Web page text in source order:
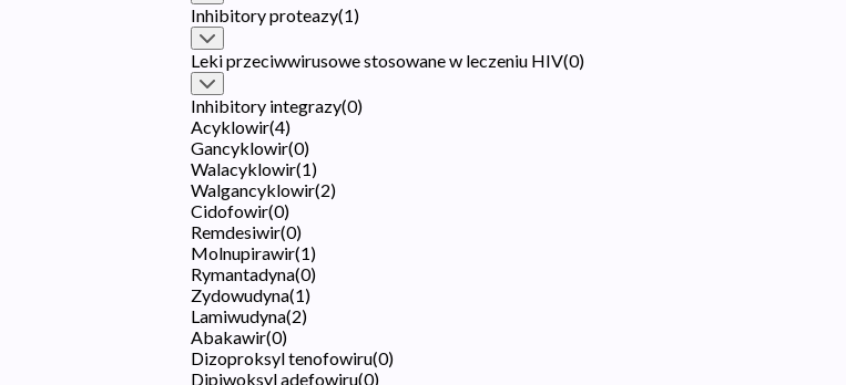
Inhibitory proteazy(1)
Leki przeciwwirusowe stosowane w leczeniu HIV(0)
Inhibitory integrazy(0)
Acyklowir(4)
Gancyklowir(0)
Walacyklowir(1)
Walgancyklowir(2)
Cidofowir(0)
Remdesiwir(0)
Molnupirawir(1)
Rymantadyna(0)
Zydowudyna(1)
Lamiwudyna(2)
Abakawir(0)
Dizoproksyl tenofowiru(0)
Dipiwoksyl adefowiru(0)